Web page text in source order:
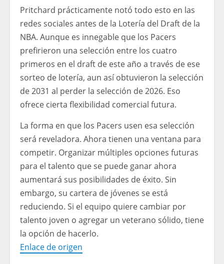
Pritchard prácticamente notó todo esto en las
redes sociales antes de la Lotería del Draft de la
NBA. Aunque es innegable que los Pacers
prefirieron una selección entre los cuatro
primeros en el draft de este año a través de ese
sorteo de lotería, aun así obtuvieron la selección
de 2031 al perder la selección de 2026. Eso
ofrece cierta flexibilidad comercial futura.
La forma en que los Pacers usen esa selección
será reveladora. Ahora tienen una ventana para
competir. Organizar múltiples opciones futuras
para el talento que se puede ganar ahora
aumentará sus posibilidades de éxito. Sin
embargo, su cartera de jóvenes se está
reduciendo. Si el equipo quiere cambiar por
talento joven o agregar un veterano sólido, tiene
la opción de hacerlo.
Enlace de origen